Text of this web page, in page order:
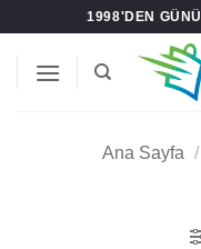
1998'DEN
Ana Sayfa /